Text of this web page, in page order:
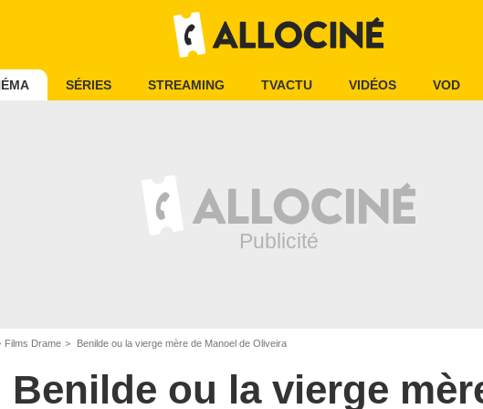
SÉRIES STREAMING TVACTU VIDÉOS VOD
Films Drame Benilde ou la vierge mère de Manoel de Oliveira
Benilde ou la vierge